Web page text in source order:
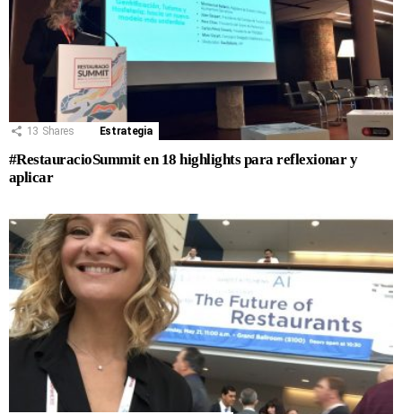
13 Shares Estrategia
#RestauracioSummit en 18 highlights para reflexionar y
aplicar